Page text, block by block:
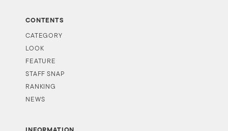
CONTENTS
CATEGORY
LOOK
FEATURE
STAFF SNAP
RANKING
NEWS